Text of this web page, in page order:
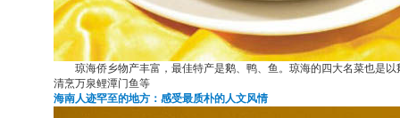
琼海侨乡物产丰富，最佳特产是鹅、鸭、鱼。琼海的四大名菜也是以
清烹万泉鲤潭门鱼等
海南人迹罕至的地方：感受最质朴的人文风情